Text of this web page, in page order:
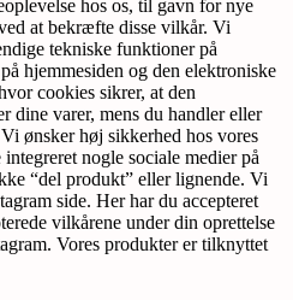
hos os, til gavn for nye
at bekræfte disse vilkår. Vi
tekniske funktioner på
hjemmesiden og den elektroniske
cookies sikrer, at den
dine varer, mens du handler eller
ønsker høj sikkerhed hos vores
nogle sociale medier på
“del produkt” eller lignende. Vi
side. Her har du accepteret
vilkårene under din oprettelse
Vores produkter er tilknyttet